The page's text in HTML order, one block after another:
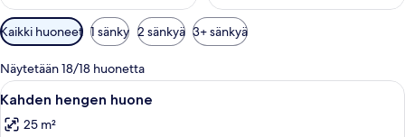
Huoneille
saatavilla
olevia
suodattimia
Kaikki huoneet 1 sänky 2 sänkyä 3+ sänkyä
Näytetään 18/18 huonetta
Avaa
kaikki
huonetyypin
Hotellihuone, jossa on suuri sänky,
6
Kahden hengen huone
25 m²